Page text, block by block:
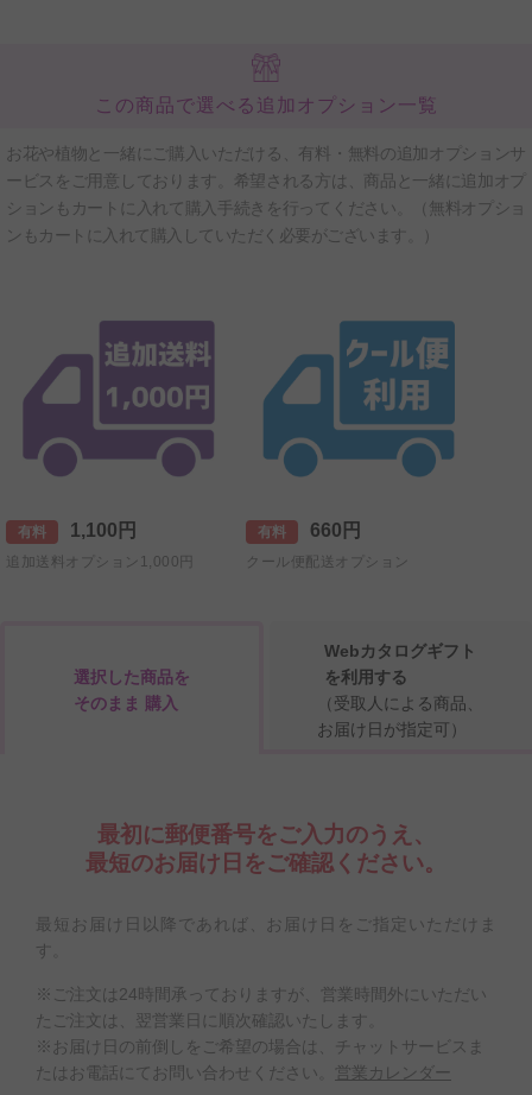
この商品で選べる追加オプション一覧
お花や植物と一緒にご購入いただける、有料・無料の追加オプションサ
ービスをご用意しております。希望される方は、商品と一緒に追加オプ
ションもカートに入れて購入手続きを行ってください。（無料オプショ
ンもカートに入れて購入していただく必要がございます。）
有料 1,100円
追加送料オプション1,000円
有料 660円
クール便配送オプション
選択した商品を
そのまま 購入
Webカタログギフト
を利用する
（受取人による商品、
お届け日が指定可）
最初に郵便番号をご入力のうえ、
最短のお届け日をご確認ください。
最短お届け日以降であれば、お届け日をご指定いただけま
す。
※ご注文は24時間承っておりますが、営業時間外にいただい
たご注文は、翌営業日に順次確認いたします。
※お届け日の前倒しをご希望の場合は、チャットサービスま
たはお電話にてお問い合わせください。
営業カレンダー